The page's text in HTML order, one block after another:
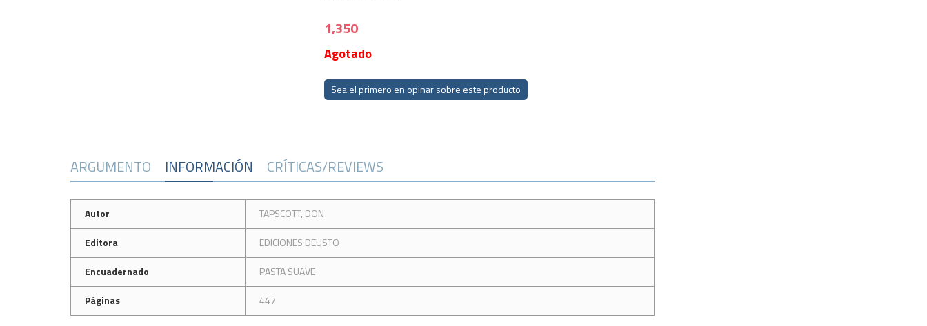
1,350
Agotado
Sea el primero en opinar sobre este producto
ARGUMENTO INFORMACIÓN CRÍTICAS/REVIEWS
Autor
TAPSCOTT, DON
Editora
EDICIONES DEUSTO
Encuadernado
PASTA SUAVE
Páginas
447